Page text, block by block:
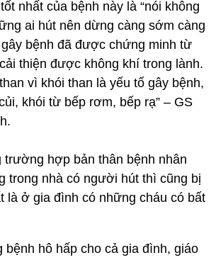
nhất của bệnh này là “nói không
ai hút nên dừng càng sớm càng
bệnh đã được chứng minh từ
thiện được không khí trong lành.
vì khói than là yếu tố gây bệnh,
khói từ bếp rơm, bếp rạ” – GS
trường hợp bản thân bệnh nhân
trong nhà có người hút thì cũng bị
là ở gia đình có những cháu có bất
bệnh hô hấp cho cả gia đình, giáo